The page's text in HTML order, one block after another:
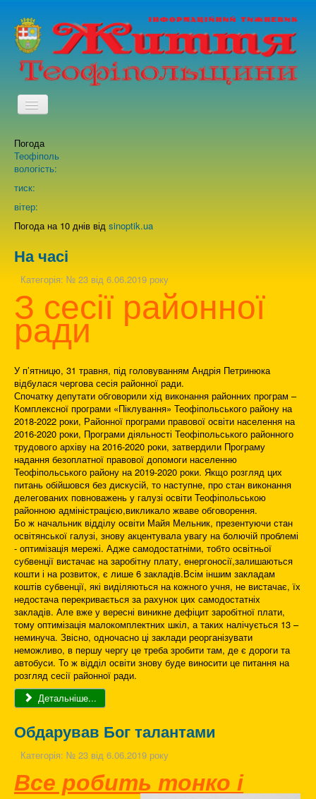
TPL_PROTOSTAR_TOGGLE_MENU
Про нас
Погода
Теофіполь
вологість:
тиск:
вітер:
Погода на 10 днів від sinoptik.ua
На часі
Категорія: № 23 від 6.06.2019 року
З сесії районної
ради
У п’ятницю, 31 травня, під головуванням Андрія Петринюка
відбулася чергова сесія районної ради.
Спочатку депутати обговорили хід виконання районних програм –
Комплексної програми «Піклування» Теофіпольського району на
2018-2022 роки, Районної програми правової освіти населення на
2016-2020 роки, Програми діяльності Теофіпольського районного
трудового архіву на 2016-2020 роки, затвердили Програму
надання безоплатної правової допомоги населенню
Теофіпольського району на 2019-2020 роки. Якщо розгляд цих
питань обійшовся без дискусій, то наступне, про стан виконання
делегованих повноважень у галузі освіти Теофіпольською
районною адміністрацією,викликало жваве обговорення.
Бо ж начальник відділу освіти Майя Мельник, презентуючи стан
освітянської галузі, знову акцентувала увагу на болючій проблемі
- оптимізація мережі. Адже самодостатніми, тобто освітньої
субвенції вистачає на заробітну плату, енергоносії,залишаються
кошти і на розвиток, є лише 6 закладів.Всім іншим закладам
коштів субвенції, які виділяються на кожного учня, не вистачає, їх
недостача перекривається за рахунок цих самодостатніх
закладів. Але вже у вересні виникне дефіцит заробітної плати,
тому оптимізація малокомплектних шкіл, а таких налічується 13 –
неминуча. Звісно, одночасно ці заклади реорганізувати
неможливо, в першу чергу це треба зробити там, де є дороги та
автобуси. То ж відділ освіти знову буде виносити це питання на
розгляд сесії районної ради.
Детальніше...
Обдарував Бог талантами
Категорія: № 23 від 6.06.2019 року
Все робить тонко і